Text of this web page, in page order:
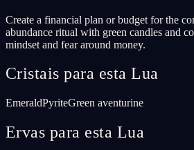
Create a financial plan or budget for the
abundance ritual with green candles and
mindset and fear around money.
Cristais para esta Lua
EmeraldPyriteGreen aventurine
Ervas para esta Lua